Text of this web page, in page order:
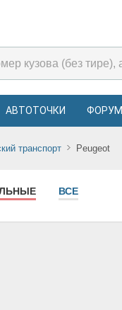
АВТОТОЧКИ ФОРУМ
транспорт Peugeot
ВСЕ